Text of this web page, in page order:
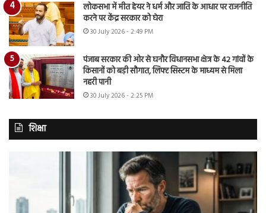
लोकसभा में मीत हेयर ने धर्म और जाति के आधार पर राजनीति
करने पर केंद्र सरकार को घेरा
30 July 2026 - 2:49 PM
पंजाब सरकार की ओर से घनौर विधानसभा क्षेत्र के 42 गांवों के
किसानों को बड़ी सौगात, लिफ्ट सिस्टम के माध्यम से मिला
नहरी पानी
30 July 2026 - 2:25 PM
शिक्षा